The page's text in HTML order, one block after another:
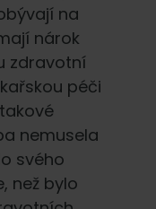
na
nárok
zdravotní
péči
nemusela
svého
než bylo